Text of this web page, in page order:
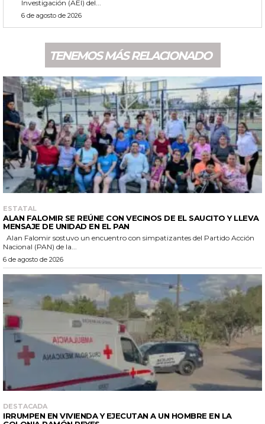
Investigación (AEI) del...
6 de agosto de 2026
TENEMOS MÁS RELACIONADO
ESTATAL
ALAN FALOMIR SE REÚNE CON VECINOS DE EL SAUCITO Y LLEVA
MENSAJE DE UNIDAD EN EL PAN
Nacional (PAN) de la...
6 de agosto de 2026
DESTACADA
IRRUMPEN EN VIVIENDA Y EJECUTAN A UN HOMBRE EN LA